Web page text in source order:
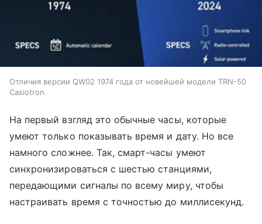
Отличия версии QW02 1974 года от новейшей модели TRN-50
Casiotron.
На первый взгляд это обычные часы, которые
умеют только показывать время и дату. Но все
намного сложнее. Так, смарт-часы умеют
синхронизироваться с шестью станциями,
передающими сигналы по всему миру, чтобы
настраивать время с точностью до миллисекунд.